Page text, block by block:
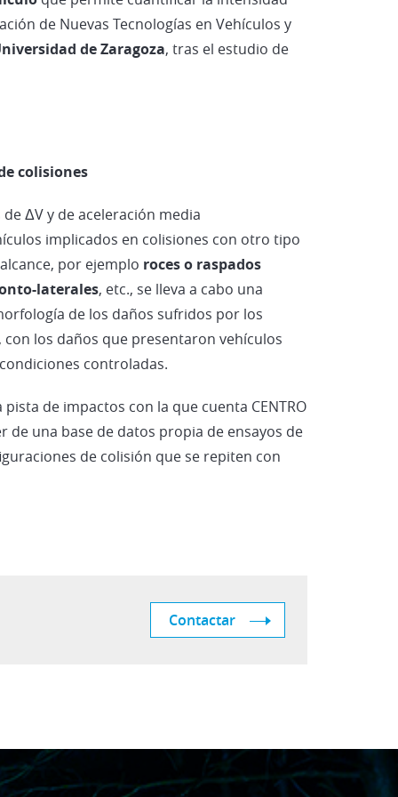
de Nuevas Tecnologías en Vehículos y
de Zaragoza, tras el estudio de
colisiones
ΔV y de aceleración media
implicados en colisiones con otro tipo
por ejemplo roces o raspados
laterales, etc., se lleva a cabo una
de los daños sufridos por los
los daños que presentaron vehículos
controladas.
de impactos con la que cuenta CENTRO
de una base de datos propia de ensayos de
de colisión que se repiten con
Contactar